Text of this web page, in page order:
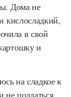
Дома не
кислосладкий,
в свой
и
на сладкое к
поддаться